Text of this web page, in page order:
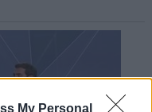
My Personal